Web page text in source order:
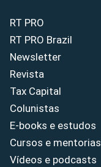
RT PRO
RT PRO Brazil
Newsletter
Revista
Tax Capital
Colunistas
E-books e estudos
Cursos e mentorias
Vídeos e podcasts